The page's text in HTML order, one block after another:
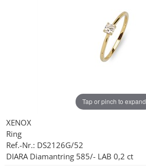
Tap or pinch to expand
XENOX
Ring
Ref.-Nr.: DS2126G/52
DIARA Diamantring 585/- LAB 0,2 ct